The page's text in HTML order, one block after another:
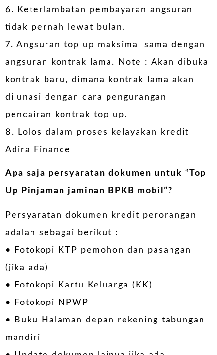
6. Keterlambatan pembayaran angsuran
tidak pernah lewat bulan.
7. Angsuran top up maksimal sama dengan
angsuran kontrak lama. Note : Akan dibuka
kontrak baru, dimana kontrak lama akan
dilunasi dengan cara pengurangan
pencairan kontrak top up.
8. Lolos dalam proses kelayakan kredit
Adira Finance
Apa saja persyaratan dokumen untuk “Top
Up Pinjaman jaminan BPKB mobil”?
Persyaratan dokumen kredit perorangan
adalah sebagai berikut :
• Fotokopi KTP pemohon dan pasangan
(jika ada)
• Fotokopi Kartu Keluarga (KK)
• Fotokopi NPWP
• Buku Halaman depan rekening tabungan
mandiri